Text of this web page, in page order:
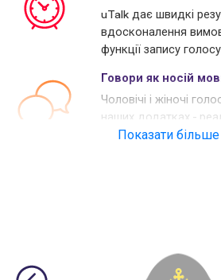
uTalk дає швидкі
вдосконалення
функції запису
Говори як носій
Чоловічі і жіночі
наших додатках -
наших конкурентів
Показати більше